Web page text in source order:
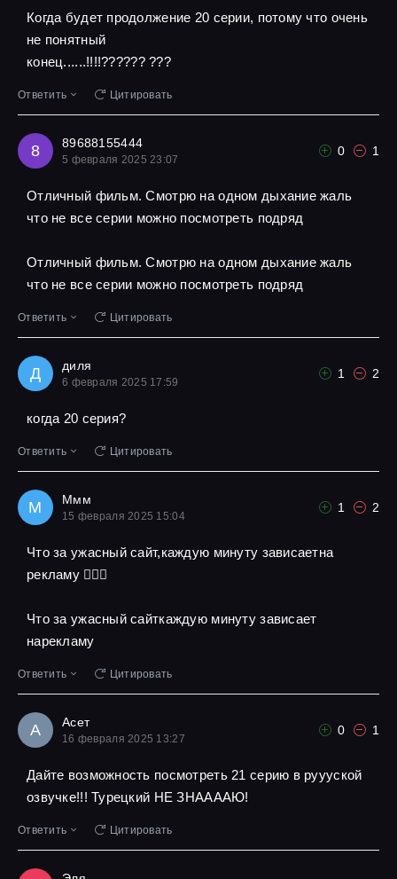
Когда будет продолжение 20 серии, потому что очень
не понятный
конец......!!!!?????? ???
Ответить Цитировать
8 89688155444
5 февраля 2025 23:07
0 1
Отличный фильм. Смотрю на одном дыхание жаль
что не все серии можно посмотреть подряд
Отличный фильм. Смотрю на одном дыхание жаль
что не все серии можно посмотреть подряд
Ответить Цитировать
Д диля
6 февраля 2025 17:59
1 2
когда 20 серия?
Ответить Цитировать
М Ммм
15 февраля 2025 15:04
1 2
Что за ужасный сайт,каждую минуту зависаетна
рекламу 🤦🏾‍♀️
Что за ужасный сайткаждую минуту зависает
нарекламу
Ответить Цитировать
А Асет
16 февраля 2025 13:27
0 1
Дайте возможность посмотреть 21 серию в руууской
озвучке!!! Турецкий НЕ ЗНААААЮ!
Ответить Цитировать